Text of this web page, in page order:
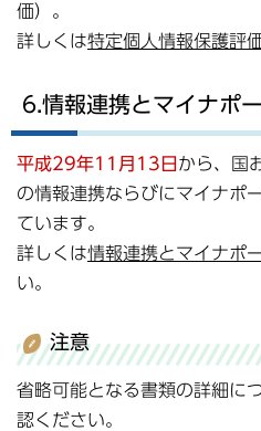
価）。
詳しくは特定個人情報保護評
6.情報連携とマイナポ
平成29年11月13日 から、国
の情報連携ならびにマイナポ
ています。
詳しくは情報連携とマイナポ
い。
注意
省略可能となる書類の詳細に
認ください。